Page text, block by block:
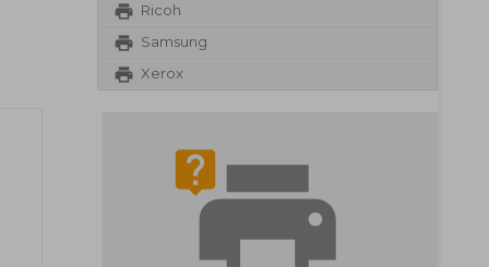
Ricoh
Samsung
Xerox